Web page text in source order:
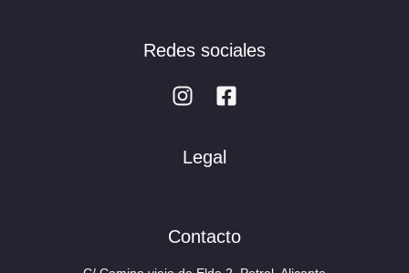
Redes sociales
Legal
Contacto